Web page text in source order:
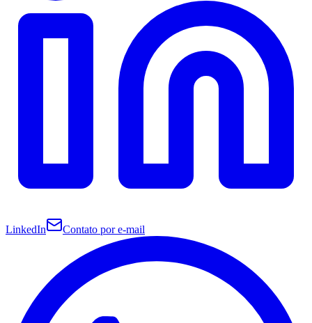
LinkedIn Contato por e-mail